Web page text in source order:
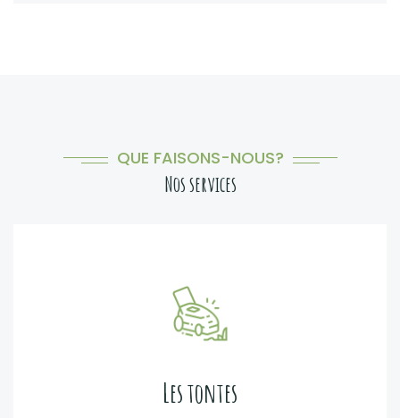
QUE FAISONS-NOUS?
Nos services
Les tontes